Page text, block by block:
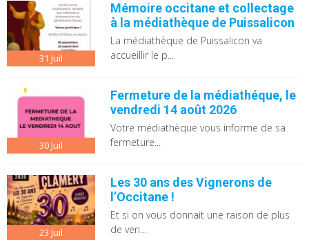
31 Juil
Mémoire occitane et collectage
à la médiathèque de Puissalicon
La médiathèque de Puissalicon va
accueillir le p...
30Juil
Fermeture de la médiathéque, le
vendredi 14 août 2026
Votre médiathèque vous informe de sa
fermeture...
23 Juil
Les 30 ans des Vignerons de
l’Occitane !
Et si on vous donnait une raison de plus
de ven...